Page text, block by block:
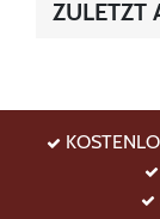
ZULETZT